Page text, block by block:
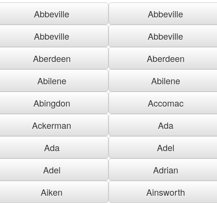
Abbeville
Abbeville
Abbeville
Abbeville
Aberdeen
Aberdeen
Abilene
Abilene
Abingdon
Accomac
Ackerman
Ada
Ada
Adel
Adel
Adrian
Aiken
Ainsworth